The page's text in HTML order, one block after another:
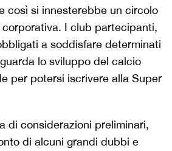
così si innesterebbe un circolo
I club partecipanti,
a soddisfare determinati
lo sviluppo del calcio
per potersi iscrivere alla Super
di considerazioni preliminari,
di alcuni grandi dubbi e